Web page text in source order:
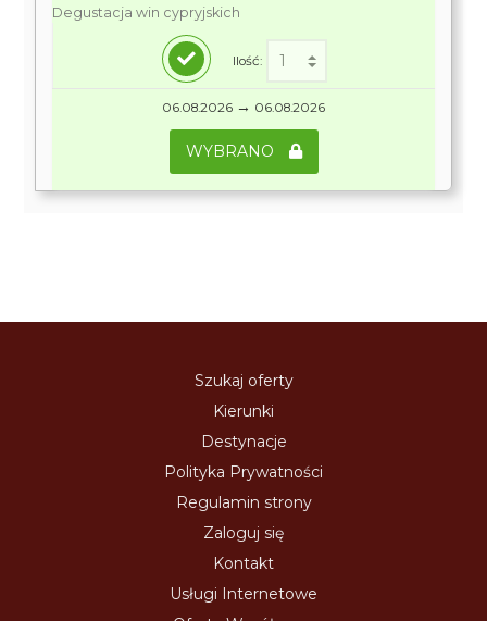
Degustacja win cypryjskich
Ilość:
06.08.2026 → 06.08.2026
WYBRANO
Szukaj oferty
Kierunki
Destynacje
Polityka Prywatności
Regulamin strony
Zaloguj się
Kontakt
Usługi Internetowe